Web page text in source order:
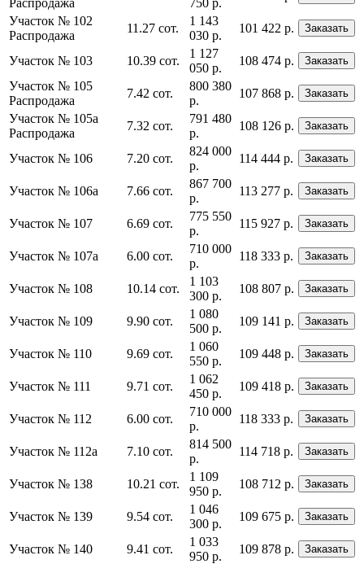
Участок № 102
Распродажа
11.27 сот.
1 143
030 р.
101 422 р. Заказать
Участок № 103 10.39 сот.
1 127
050 р.
108 474 р. Заказать
Участок № 105
Распродажа
7.42 сот.
800 380
р.
107 868 р. Заказать
Участок № 105а
Распродажа
7.32 сот.
791 480
р.
108 126 р. Заказать
Участок № 106 7.20 сот.
824 000
р.
114 444 р. Заказать
Участок № 106а 7.66 сот.
867 700
р.
113 277 р. Заказать
Участок № 107 6.69 сот.
775 550
р.
115 927 р. Заказать
Участок № 107а 6.00 сот.
710 000
р.
118 333 р. Заказать
Участок № 108 10.14 сот.
1 103
300 р.
108 807 р. Заказать
Участок № 109 9.90 сот.
1 080
500 р.
109 141 р. Заказать
Участок № 110 9.69 сот.
1 060
550 р.
109 448 р. Заказать
Участок № 111 9.71 сот.
1 062
450 р.
109 418 р. Заказать
Участок № 112 6.00 сот.
710 000
р.
118 333 р. Заказать
Участок № 112а 7.10 сот.
814 500
р.
114 718 р. Заказать
Участок № 138 10.21 сот.
1 109
950 р.
108 712 р. Заказать
Участок № 139 9.54 сот.
1 046
300 р.
109 675 р. Заказать
Участок № 140 9.41 сот.
1 033
950 р.
109 878 р. Заказать